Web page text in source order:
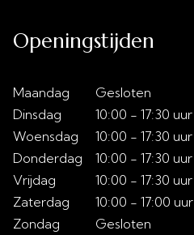
Openingstijden
Maandag
Dinsdag
Woensdag
Donderdag
Vrijdag
Zaterdag
Zondag
Gesloten
10:00 - 17:30 uur
10:00 - 17:30 uur
10:00 - 17:30 uur
10:00 - 17:30 uur
10:00 - 17:00 uur
Gesloten